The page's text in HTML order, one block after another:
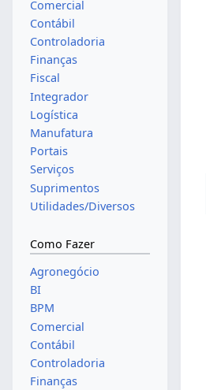
Comercial
Contábil
Controladoria
Finanças
Fiscal
Integrador
Logística
Manufatura
Portais
Serviços
Suprimentos
Utilidades/Diversos
Como Fazer
Agronegócio
BI
BPM
Comercial
Contábil
Controladoria
Finanças